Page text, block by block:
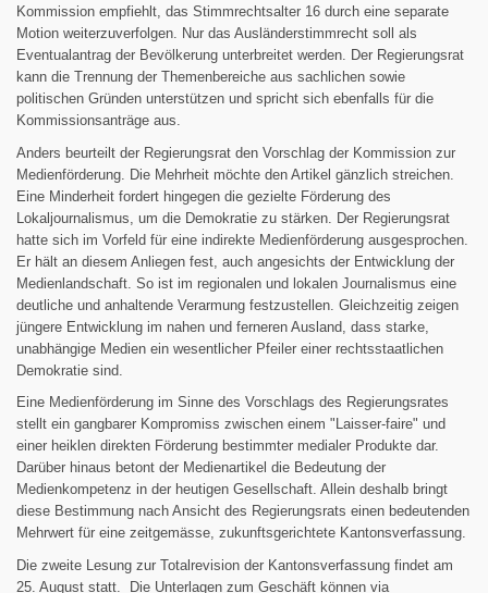
Kommission empfiehlt, das Stimmrechtsalter 16 durch eine separate
Motion weiterzuverfolgen. Nur das Ausländerstimmrecht soll als
Eventualantrag der Bevölkerung unterbreitet werden. Der Regierungsrat
kann die Trennung der Themenbereiche aus sachlichen sowie
politischen Gründen unterstützen und spricht sich ebenfalls für die
Kommissionsanträge aus.
Anders beurteilt der Regierungsrat den Vorschlag der Kommission zur
Medienförderung. Die Mehrheit möchte den Artikel gänzlich streichen.
Eine Minderheit fordert hingegen die gezielte Förderung des
Lokaljournalismus, um die Demokratie zu stärken. Der Regierungsrat
hatte sich im Vorfeld für eine indirekte Medienförderung ausgesprochen.
Er hält an diesem Anliegen fest, auch angesichts der Entwicklung der
Medienlandschaft. So ist im regionalen und lokalen Journalismus eine
deutliche und anhaltende Verarmung festzustellen. Gleichzeitig zeigen
jüngere Entwicklung im nahen und ferneren Ausland, dass starke,
unabhängige Medien ein wesentlicher Pfeiler einer rechtsstaatlichen
Demokratie sind.
Eine Medienförderung im Sinne des Vorschlags des Regierungsrates
stellt ein gangbarer Kompromiss zwischen einem "Laisser-faire" und
einer heiklen direkten Förderung bestimmter medialer Produkte dar.
Darüber hinaus betont der Medienartikel die Bedeutung der
Medienkompetenz in der heutigen Gesellschaft. Allein deshalb bringt
diese Bestimmung nach Ansicht des Regierungsrats einen bedeutenden
Mehrwert für eine zeitgemässe, zukunftsgerichtete Kantonsverfassung.
Die zweite Lesung zur Totalrevision der Kantonsverfassung findet am
25. August statt. Die Unterlagen zum Geschäft können via